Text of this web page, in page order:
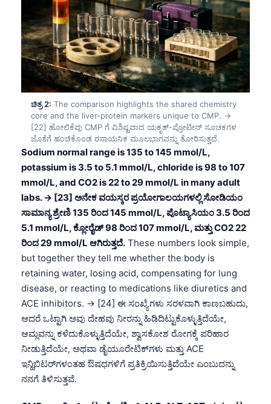
ಚಿತ್ರ 2: The comparison highlights the shared chemistry
core and the liver-protein markers unique to CMP. →
[22] ಹೋಲಿಕೆವು CMP ಗೆ ವಿಶಿಷ್ಟವಾದ ಯಕೃತ್-ಪ್ರೋಟೀನ್ ಸೂಚಕಗಳ
ಜೊತೆಗೆ ಹಂಚಿಕೊಂಡ ರಸಾಯನಿಕ ಮೂಲಭಾಗವನ್ನು ತೋರಿಸುತ್ತದೆ.
Sodium normal range is 135 to 145 mmol/L,
potassium is 3.5 to 5.1 mmol/L, chloride is 98 to 107
mmol/L, and CO2 is 22 to 29 mmol/L in many adult
labs. → [23] ಅನೇಕ ವಯಸ್ಕರ ಪ್ರಯೋಗಾಲಯಗಳಲ್ಲಿ ಸೋಡಿಯಂ
ಸಾಮಾನ್ಯ ಶ್ರೇಣಿ 135 ರಿಂದ 145 mmol/L, ಪೊಟ್ಯಾಸಿಯಂ 3.5 ರಿಂದ
5.1 mmol/L, ಕ್ಲೋರೈಡ್ 98 ರಿಂದ 107 mmol/L, ಮತ್ತು CO2 22
ರಿಂದ 29 mmol/L ಆಗಿರುತ್ತದೆ. These numbers look simple,
but together they tell me whether the body is
retaining water, losing acid, compensating for lung
disease, or reacting to medications like diuretics and
ACE inhibitors. → [24] ಈ ಸಂಖ್ಯೆಗಳು ಸರಳವಾಗಿ ಕಾಣಬಹುದು,
ಆದರೆ ಒಟ್ಟಾಗಿ ಅವು ದೇಹವು ನೀರನ್ನು ಹಿಡಿದಿಟ್ಟುಕೊಳ್ಳುತ್ತಿದೆಯೇ,
ಆಮ್ಲವನ್ನು ಕಳೆದುಕೊಳ್ಳುತ್ತಿದೆಯೇ, ಶ್ವಾಸಕೋಶ ರೋಗಕ್ಕೆ ಪರಿಹಾರ
ನೀಡುತ್ತಿದೆಯೇ, ಅಥವಾ ಡೈಯೂರೇಟಿಕ್‌ಗಳು ಮತ್ತು ACE
ಇನ್ಹಿಬಿಟರ್‌ಗಳಂತಹ ಔಷಧಗಳಿಗೆ ಪ್ರತಿಕ್ರಿಯಿಸುತ್ತಿದೆಯೇ ಎಂಬುದನ್ನು
ನನಗೆ ತಿಳಿಸುತ್ತವೆ.